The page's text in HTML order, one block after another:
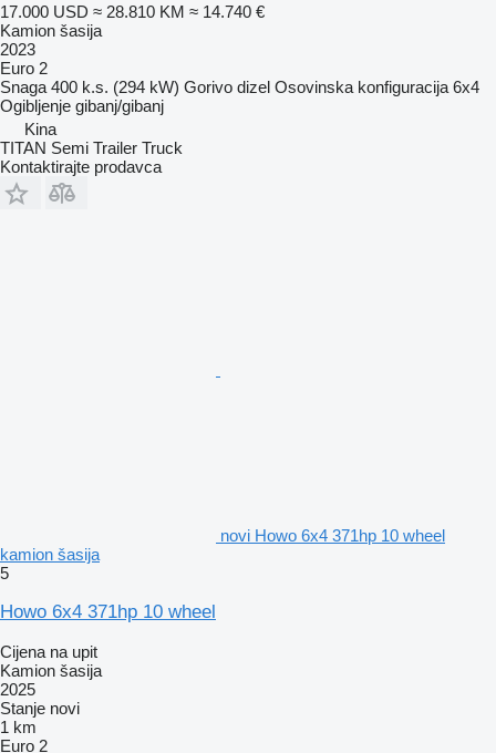
17.000 USD ≈ 28.810 KM ≈ 14.740 €
Kamion šasija
2023
Euro 2
Snaga 400 k.s. (294 kW) Gorivo dizel Osovinska konfiguracija 6x4
Ogibljenje gibanj/gibanj
Kina
TITAN Semi Trailer Truck
Kontaktirajte prodavca
novi Howo 6x4 371hp 10 wheel
kamion šasija
5
Howo 6x4 371hp 10 wheel
Cijena na upit
Kamion šasija
2025
Stanje novi
1 km
Euro 2